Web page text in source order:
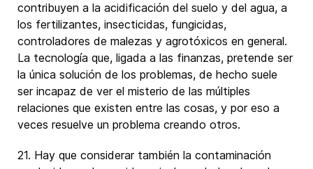
contribuyen a la acidificación del suelo y del agua, a
los fertilizantes, insecticidas, fungicidas,
controladores de malezas y agrotóxicos en general.
La tecnología que, ligada a las finanzas, pretende ser
la única solución de los problemas, de hecho suele
ser incapaz de ver el misterio de las múltiples
relaciones que existen entre las cosas, y por eso a
veces resuelve un problema creando otros.
21. Hay que considerar también la contaminación